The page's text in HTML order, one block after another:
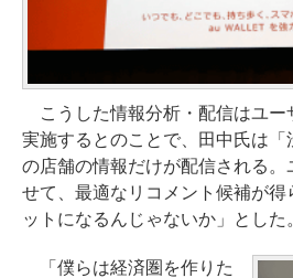
こうした情報分析・配信はユー
実施するとのことで、田中氏は「
の店舗の情報だけが配信される。
せて、最適なリコメント候補が得
ットになるんじゃないか」とした
「僕らは経済圏を作りた